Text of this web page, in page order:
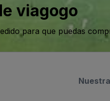
viagogo
para que puedas